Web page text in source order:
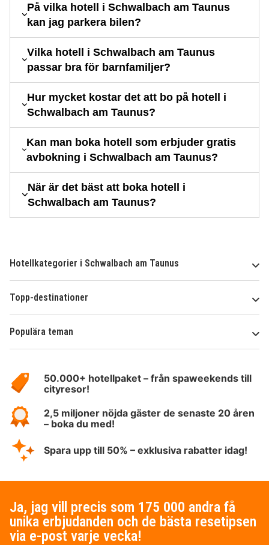
På vilka hotell i Schwalbach am Taunus
kan jag parkera bilen?
Vilka hotell i Schwalbach am Taunus
passar bra för barnfamiljer?
Hur mycket kostar det att bo på hotell i
Schwalbach am Taunus?
Kan man boka hotell som erbjuder gratis
avbokning i Schwalbach am Taunus?
När är det bäst att boka hotell i
Schwalbach am Taunus?
Hotellkategorier i Schwalbach am Taunus
Topp-destinationer
Populära teman
HotelSpecials50.000+ hotellpaket – från spaweekends till
cityresor!
2,5 miljoner nöjda gäster de senaste 20 åren
– boka du med!
Spara upp till 50% – exklusiva rabatter idag!
Ja, jag vill precis som 175 000 andra få
unika erbjudanden och de bästa resetipsen
via e-post varje vecka!